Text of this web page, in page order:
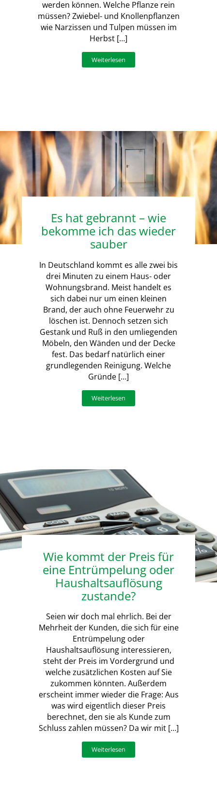
werden können. Welche Pflanze rein
müssen? Zwiebel- und Knollenpflanzen
wie Narzissen und Tulpen müssen im
Herbst […]
Weiterlesen
Es hat gebrannt – wie
bekomme ich das wieder
sauber
In Deutschland kommt es alle zwei bis
drei Minuten zu einem Haus- oder
Wohnungsbrand. Meist handelt es
sich dabei nur um einen kleinen
Brand, der auch ohne Feuerwehr zu
löschen ist. Dennoch setzen sich
Gestank und Ruß in den umliegenden
Möbeln, den Wänden und der Decke
fest. Das bedarf natürlich einer
grundlegenden Reinigung. Welche
Gründe […]
Weiterlesen
Wie kommt der Preis für
eine Entrümpelung oder
Haushaltsauflösung
zustande?
Seien wir doch mal ehrlich. Bei der
Mehrheit der Kunden, die sich für eine
Entrümpelung oder
Haushaltsauflösung interessieren,
steht der Preis im Vordergrund und
welche zusätzlichen Kosten auf Sie
zukommen könnten. Außerdem
erscheint immer wieder die Frage: Aus
was wird eigentlich dieser Preis
berechnet, den sie als Kunde zum
Schluss zahlen müssen? Da wir mit […]
Weiterlesen